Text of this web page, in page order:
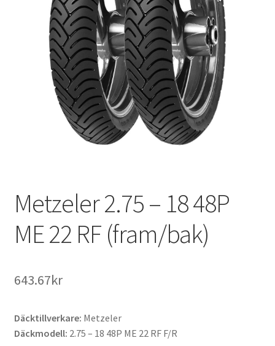
Metzeler 2.75 – 18 48P
ME 22 RF (fram/bak)
643.67kr
Däcktillverkare: Metzeler
Däckmodell: 2.75 – 18 48P ME 22 RF F/R